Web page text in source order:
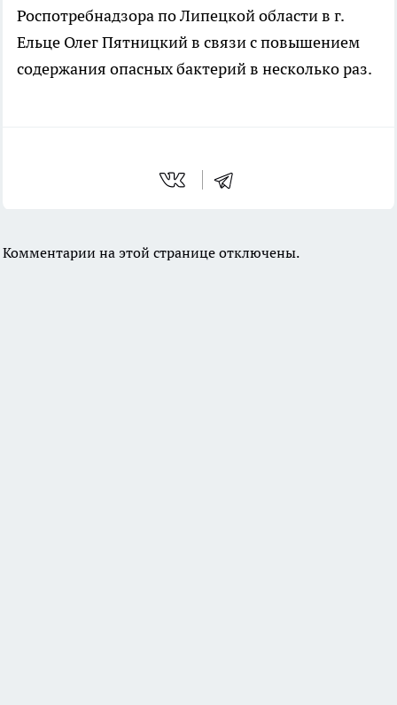
Роспотребнадзора по Липецкой области в г.
Ельце Олег Пятницкий в связи с повышением
содержания опасных бактерий в несколько раз.
Комментарии на этой странице отключены.